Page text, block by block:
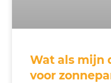
Wat als mijn
voor